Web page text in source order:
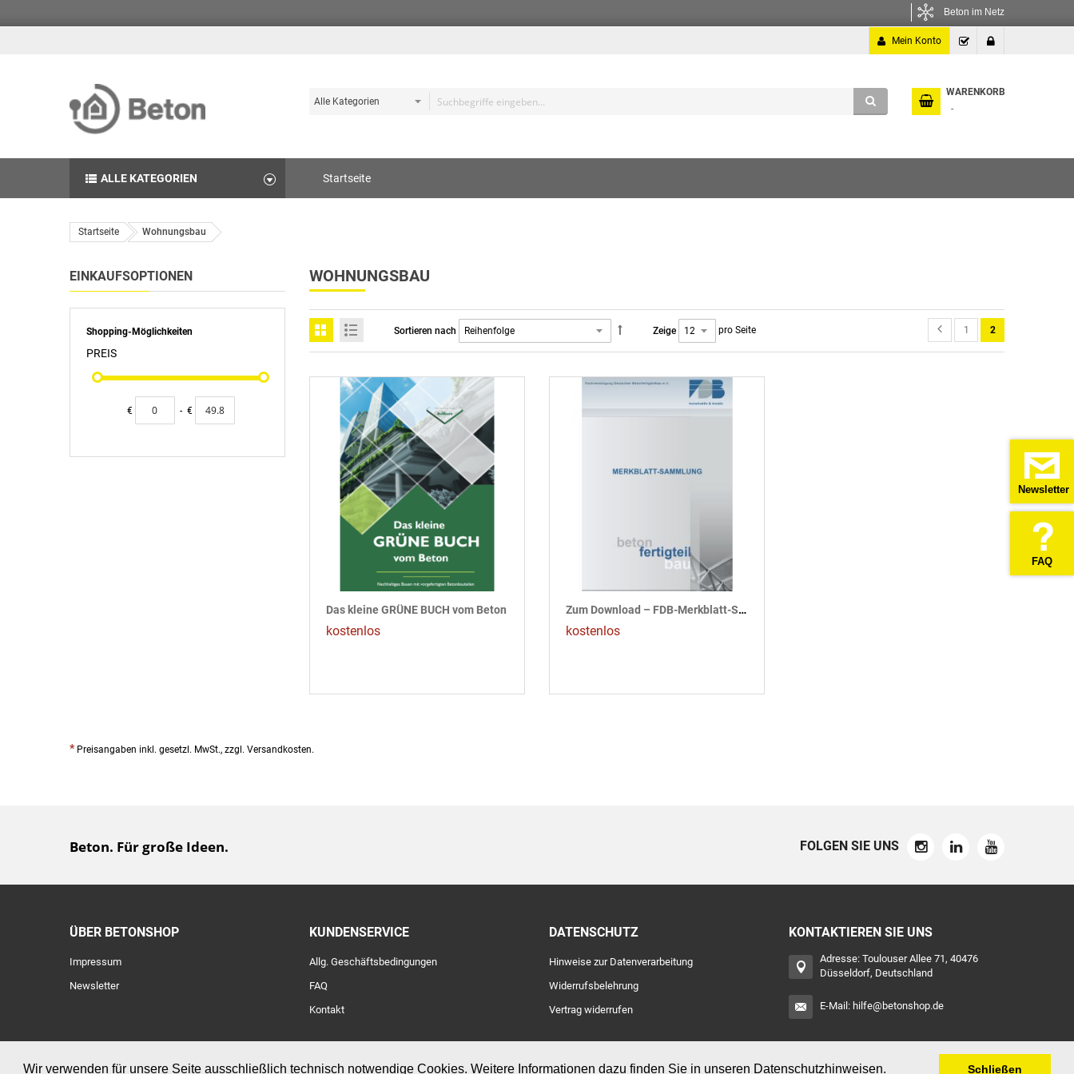
Beton im Netz
Wir verwenden für unsere Seite ausschließlich technisch notwendige Cookies. Weitere Informationen dazu finden Sie in unseren Datenschutzhinweisen. Schließen
Mein Konto Kasse
Betonshops
WARENKORB
ALLE KATEGORIEN Startseite
Newsletter
FAQ
Startseite Wohnungsbau
EINKAUFSOPTIONEN
Shopping-Möglichkeiten
PREIS
€ - €
WOHNUNGSBAU
Sortieren nach Zeige pro Seite 1 2
Das kleine GRÜNE BUCH vom Beton
kostenlos
Zum Download – FDB-Merkblatt-Sammlung
kostenlos
*Preisangaben inkl. gesetzl. MwSt., zzgl. Versandkosten.
Beton. Für große Ideen. FOLGEN SIE UNS
ÜBER BETONSHOP
Impressum
Newsletter
KUNDENSERVICE
Allg. Geschäftsbedingungen
FAQ
Kontakt
DATENSCHUTZ
Hinweise zur Datenverarbeitung
Widerrufsbelehrung
Vertrag widerrufen
KONTAKTIEREN SIE UNS
Adresse: Toulouser Allee 71, 40476
Düsseldorf, Deutschland
E-Mail: hilfe@betonshop.de